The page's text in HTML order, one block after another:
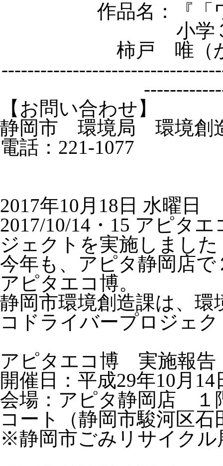
作品名：『「
小
柿戸 唯（
【お問い合わせ】
静岡市 環境局 環境創
電話：221-1077
2017年10月18日 水曜日
2017/10/14・15 アピタ
ジェクトを実施しました
今年も、アピタ静岡店
アピタエコ博。
静岡市環境創造課は、
コドライバープロジェ
アピタエコ博 実施報告
開催日：平成29年10月
会場：アピタ静岡店 １
コート（静岡市駿河区石
※静岡市ごみリサイクル